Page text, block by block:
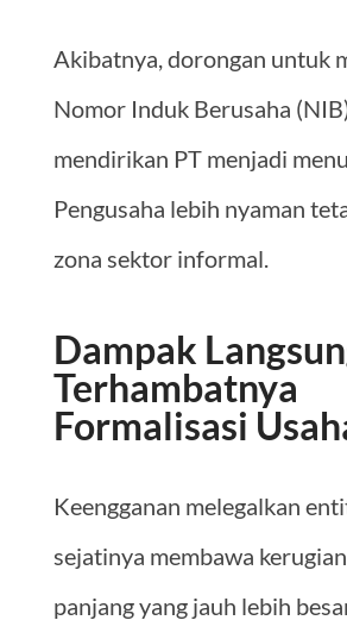
Akibatnya, dorongan untuk
Nomor Induk Berusaha
mendirikan PT menjadi
Pengusaha lebih nyaman
zona sektor informal.
Dampak
Terhambatnya
Formalisasi
Keengganan melegalkan
sejatinya membawa
panjang yang jauh lebih